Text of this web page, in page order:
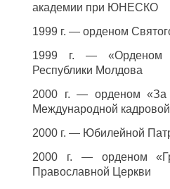
академии при ЮНЕСКО
1999 г. — орденом
1999 г. — «Орденом
Республики Молдова
2000 г. — орденом «За
Международной
2000 г. — Юбилейной
2000 г. — орденом
Православной Церкви